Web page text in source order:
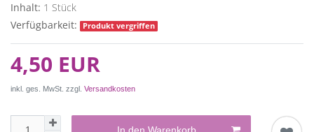
Inhalt: 1 Stück
Verfügbarkeit:
Produkt vergriffen
4,50 EUR
inkl. ges. MwSt. zzgl. Versandkosten